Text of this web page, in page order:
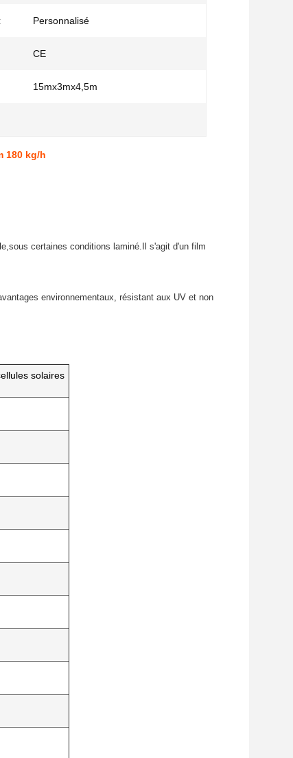
Personnalisé
CE
15mx3mx4,5m
180 kg/h
certaines conditions laminé.Il s'agit d'un film
environnementaux, résistant aux UV et non
solaires